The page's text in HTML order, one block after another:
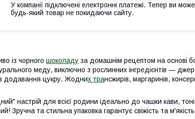
У компанії підключені електронні платежі. Тепер ви
будь-який товар не покидаючи сайту.
із чорного шоколаду за домашнім рецептом на основі
меду, виключно з рослинних інгредієнтів —
додавання цукру. Жодних трансжирів, маргаринів,
настрій для всієї родини ідеально до чашки кави,
Зручна та стильна упаковка гарантує свіжість та